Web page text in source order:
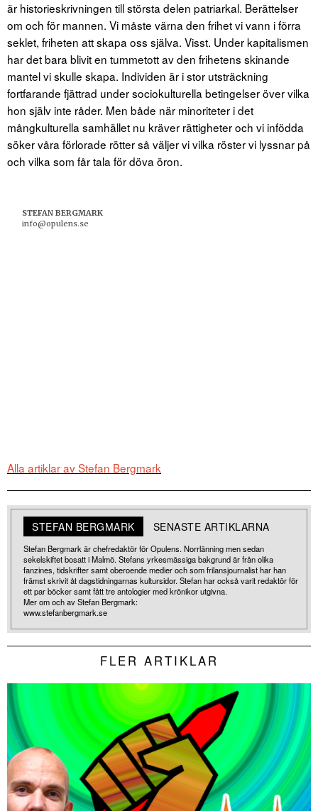
är historieskrivningen till största delen patriarkal. Berättelser
om och för mannen. Vi måste värna den frihet vi vann i förra
seklet, friheten att skapa oss själva. Visst. Under kapitalismen
har det bara blivit en tummetott av den frihetens skinande
mantel vi skulle skapa. Individen är i stor utsträckning
fortfarande fjättrad under sociokulturella betingelser över vilka
hon själv inte råder. Men både när minoriteter i det
mångkulturella samhället nu kräver rättigheter och vi infödda
söker våra förlorade rötter så väljer vi vilka röster vi lyssnar på
och vilka som får tala för döva öron.
STEFAN BERGMARK
info@opulens.se
Alla artiklar av Stefan Bergmark
STEFAN BERGMARK SENASTE ARTIKLARNA
Stefan Bergmark är chefredaktör för Opulens. Norrlänning men sedan
sekelskiftet bosatt i Malmö. Stefans yrkesmässiga bakgrund är från olika
fanzines, tidskrifter samt oberoende medier och som frilansjournalist har han
främst skrivit åt dagstidningarnas kultursidor. Stefan har också varit redaktör för
ett par böcker samt fått tre antologier med krönikor utgivna.
Mer om och av Stefan Bergmark:
www.stefanbergmark.se
FLER ARTIKLAR